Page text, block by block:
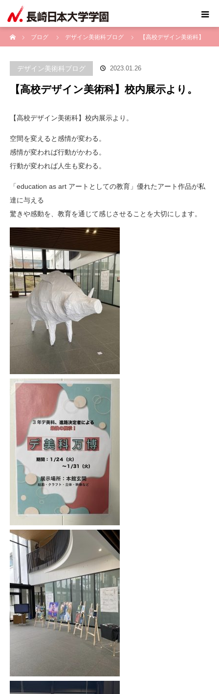
ブログ
デザイン美術科ブログ 【高校デザイン美術科】
デザイン美術科ブログ 2023.01.26
【高校デザイン美術科】校内展示より。
【高校デザイン美術科】校内展示より。
空間を変えると感情が変わる。
感情が変われば行動がかわる。
行動が変われば人生も変わる。
「education as art アートとしての教育」優れたアート作品が私
達に与える
驚きや感動を、教育を通じて感じさせることを大切にします。